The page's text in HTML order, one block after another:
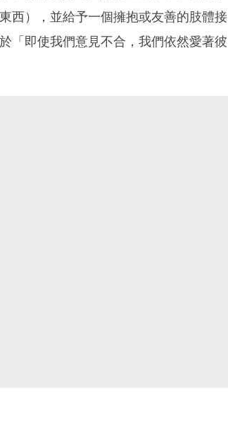
西），並給予一個擁抱或友善的肢體接
「即使我們意見不合，我們依然愛著彼